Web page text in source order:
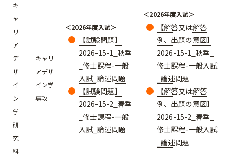
キ
ャ
リ
ア
デ
ザ
イ
ン
学
研
究
科
キャリ
アデザ
イン学
専攻
＜2026年度入試＞
【試験問題】
2026-15-1_秋季
_修士課程-一般
入試_論述問題
【試験問題】
2026-15-2_春季
_修士課程-一般
入試_論述問題
＜2026年度入試＞
【解答又は解答
例、出題の意図】
2026-15-1_秋季_
修士課程-一般入試
_論述問題
【解答又は解答
例、出題の意図】
2026-15-2_春季_
修士課程-一般入試
_論述問題